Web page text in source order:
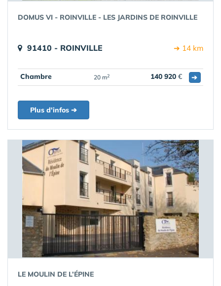
DOMUS VI - ROINVILLE - LES JARDINS DE ROINVILLE
91410 - ROINVILLE ➔ 14 km
Chambre 20 m2 140 920 € ➔
Plus d'infos ➔
LE MOULIN DE L’ÉPINE